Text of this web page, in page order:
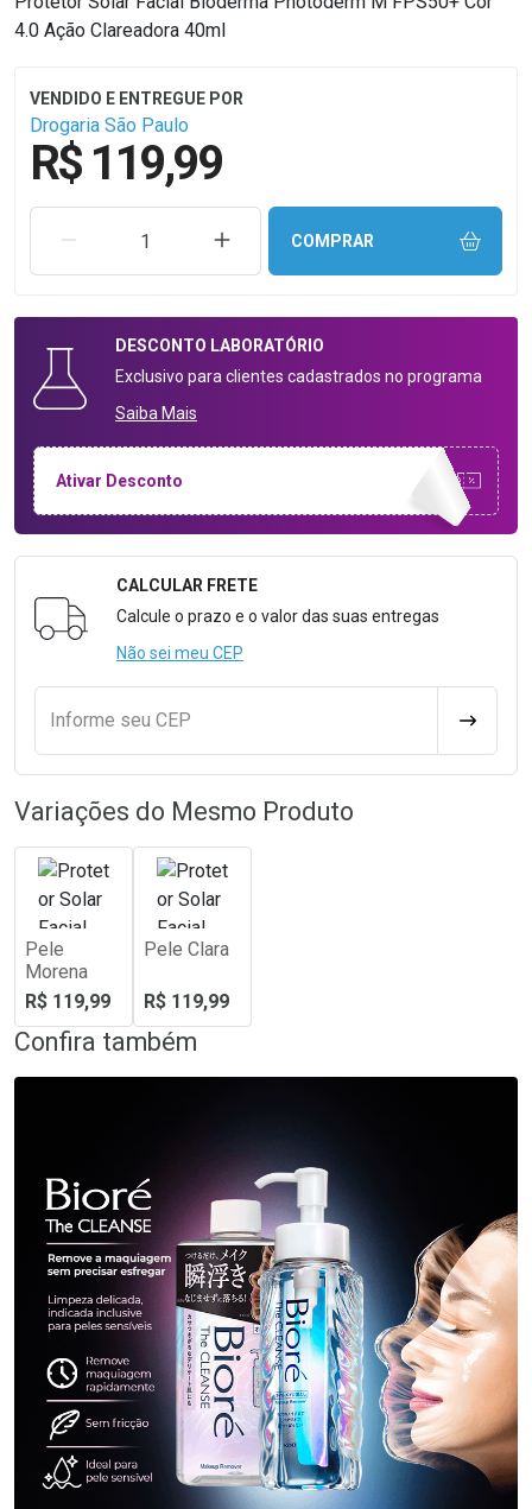
4.0 Ação Clareadora 40ml
Drogaria São Paulo
R$ 119,99
REMOVER UMA UNIDADEAUMENTAR UMA UNIDADE
COMPRAR
DESCONTO LABORATÓRIO
Exclusivo para clientes cadastrados no programa
Saiba Mais
Ativar Desconto
Formulário para Calcular o Frete
CALCULAR FRETE
Calcule o prazo e o valor das suas entregas
Não sei meu CEP
Informe seu CEP
Variações do Mesmo Produto
Pele
Morena
R$ 119,99
Pele Clara
R$ 119,99
Confira também